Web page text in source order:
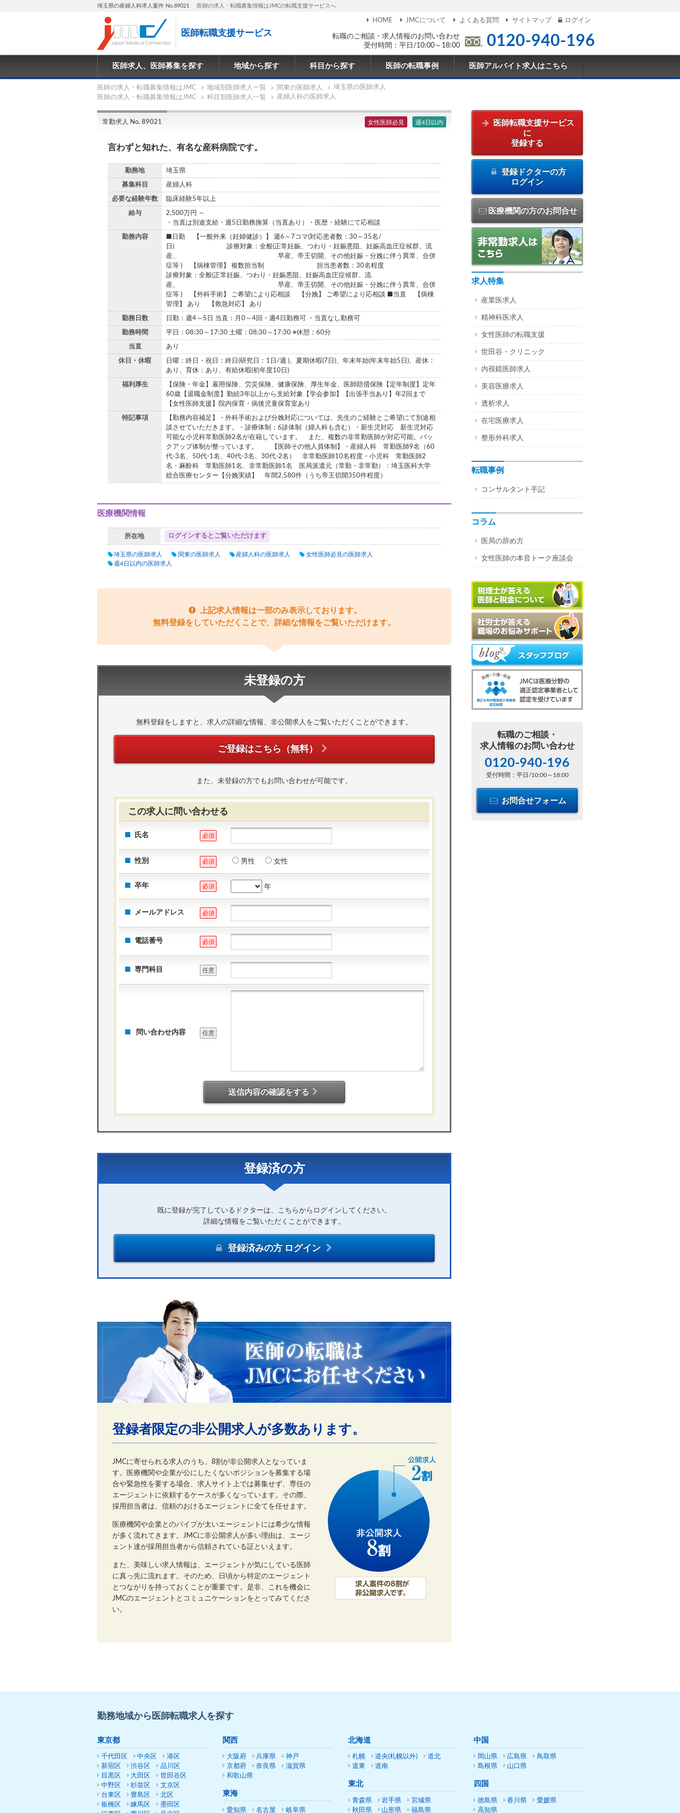
埼玉県の産婦人科求人案件 No.89021 医師の求人・転職募集情報はJMCの転職支援サービスへ
医師転職支援サービス
転職のご相談・求人情報のお問い合わせ
受付時間：平日/10:00～18:00
0120-940-196
HOME JMCについて よくある質問 サイトマップ ログイン
医師求人、医師募集を探す 地域から探す 科目から探す 医師の転職事例 医師アルバイト求人はこちら
医師の求人・転職募集情報はJMC 地域別医師求人一覧 関東の医師求人
埼玉県の医師求人
医師の求人・転職募集情報はJMC
科目別医師求人一覧 産婦人科の医師求人
常勤求人 No. 89021 女性医師必見 週4日以内
言わずと知れた、有名な産科病院です。
勤務地 埼玉県
募集科目 産婦人科
必要な経験年数 臨床経験5年以上
給与
2,500万円 ～
・当直は別途支給・週5日勤務換算（当直あり）・医歴・経験にて応相談
勤務内容
■日勤 【一般外来（妊婦健診）】 週6～7コマ(対応患者数：30～35名/
日) 診療対象：全般(正常妊娠、つわり・妊娠悪阻、妊娠高血圧症候群、流
産、 早産、帝王切開、その他妊娠・分娩に伴う異常、合併
症等 ) 【病棟管理】 複数担当制 担当患者数：30名程度
診療対象：全般(正常妊娠、つわり・妊娠悪阻、妊娠高血圧症候群、流
産、 早産、帝王切開、その他妊娠・分娩に伴う異常、合併
症等 ) 【外科手術】 ご希望により応相談 【分娩】 ご希望により応相談 ■当直 【病棟
管理】 あり 【救急対応】 あり
勤務日数 日勤：週4～5日 当直：月0～4回・週4日勤務可 ・当直なし勤務可
勤務時間 平日：08:30～17:30 土曜：08:30～17:30 ※休憩：60分
当直 あり
休日・休暇
日曜：終日・祝日：終日(研究日：1日/週 )、夏期休暇(7日)、年末年始(年末年始5日)、産休：
あり、育休：あり、有給休暇(初年度10日)
福利厚生
【保険・年金】雇用保険、労災保険、健康保険、厚生年金、医師賠償保険【定年制度】定年
60歳【退職金制度】勤続3年以上から支給対象【学会参加】【出張手当あり】年2回まで
【女性医師支援】院内保育・病後児童保育室あり
特記事項
【勤務内容補足】・外科手術および分娩対応については、先生のご経験とご希望にて別途相
談させていただきます。・診療体制：6診体制（婦人科も含む）・新生児対応 新生児対応
可能な小児科常勤医師2名が在籍しています。 また、複数の非常勤医師が対応可能。バッ
クアップ体制が整っています。 【医師その他人員体制】・産婦人科 常勤医師9名（60
代-3名、50代-1名、40代-3名、30代-2名） 非常勤医師10名程度・小児科 常勤医師2
名・麻酔科 常勤医師1名、非常勤医師1名 医局派遣元（常勤・非常勤）：埼玉医科大学
総合医療センター【分娩実績】 年間2,580件（うち帝王切開350件程度）
医療機関情報
所在地 ログインするとご覧いただけます
埼玉県の医師求人 関東の医師求人 産婦人科の医師求人
女性医師必見の医師求人
週4日以内の医師求人
上記求人情報は一部のみ表示しております。
無料登録をしていただくことで、詳細な情報をご覧いただけます。
未登録の方
無料登録をしますと、求人の詳細な情報、非公開求人をご覧いただくことができます。
ご登録はこちら（無料）
また、未登録の方でもお問い合わせが可能です。
この求人に問い合わせる
氏名 必須
性別 必須 男性 女性
卒年 必須 年
メールアドレス 必須
電話番号 必須
専門科目 任意
問い合わせ内容 任意
送信内容の確認をする
登録済の方
既に登録が完了しているドクターは、こちらからログインしてください。
詳細な情報をご覧いただくことができます。
登録済みの方 ログイン
登録者限定の非公開求人が多数あります。
JMCに寄せられる求人のうち、8割が非公開求人となっていま
す。医療機関や企業が公にしたくないポジションを募集する場
合や緊急性を要する場合、求人サイト上では募集せず、専任の
エージェントに依頼するケースが多くなっています。その際、
採用担当者は、信頼のおけるエージェントに全てを任せます。
医療機関や企業とのパイプが太いエージェントには希少な情報
が多く流れてきます。JMCに非公開求人が多い理由は、エージ
ェント達が採用担当者から信頼されている証といえます。
また、美味しい求人情報は、エージェントが気にしている医師
に真っ先に流れます。そのため、日頃から特定のエージェント
とつながりを持っておくことが重要です。是非、これを機会に
JMCのエージェントとコミュニケーションをとってみてくださ
い。
医師転職支援サービス
に
登録する
登録ドクターの方
ログイン
医療機関の方のお問合せ
求人特集
産業医求人
精神科医求人
女性医師の転職支援
世田谷・クリニック
内視鏡医師求人
美容医療求人
透析求人
在宅医療求人
整形外科求人
転職事例
コンサルタント手記
コラム
医局の辞め方
女性医師の本音トーク座談会
転職のご相談・
求人情報のお問い合わせ
0120-940-196
受付時間：平日/10:00～18:00
お問合せフォーム
勤務地域から医師転職求人を探す
東京都
千代田区 中央区
港区
新宿区
渋谷区
品川区
目黒区
大田区
世田谷区
中野区
杉並区
文京区
台東区
豊島区
北区
板橋区
練馬区
墨田区
関西
大阪府 兵庫県
神戸
京都府
奈良県
滋賀県
和歌山県
東海
愛知県 名古屋 岐阜県
北海道
札幌 道央(札幌以外)
道北
道東
道南
東北
青森県 岩手県
宮城県
秋田県
山形県 福島県
中国
岡山県 広島県
鳥取県
島根県
山口県
四国
徳島県 香川県
愛媛県
高知県